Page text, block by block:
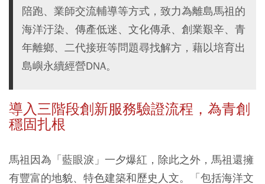
陪跑、業師交流輔導等方式，致力為離島馬祖的
海洋汙染、傳產低迷、文化傳承、創業艱辛、青
年離鄉、二代接班等問題尋找解方，藉以培育出
島嶼永續經營DNA。
導入三階段創新服務驗證流程，為青創
穩固扎根
馬祖因為「藍眼淚」一夕爆紅，除此之外，馬祖還擁
有豐富的地貌、特色建築和歷史人文。「包括海洋文